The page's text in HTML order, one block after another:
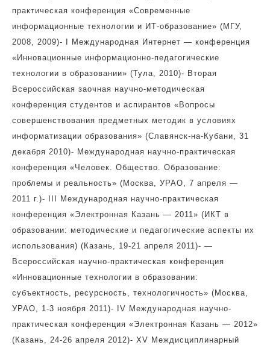
практическая конференция «Современные
информационные технологии и ИТ-образование» (МГУ,
2008, 2009)- I Международная Интернет — конференция
«Инновационные информационно-педагогические
технологии в образовании» (Тула, 2010)- Вторая
Всероссийская заочная научно-методическая
конференция студентов и аспирантов «Вопросы
совершенствования предметных методик в условиях
информатизации образования» (Славянск-на-Кубани, 31
декабря 2010)- Международная научно-практическая
конференция «Человек. Общество. Образование:
проблемы и реальность» (Москва, УРАО, 7 апреля —
2011 г.)- III Международная научно-практическая
конференция «Электронная Казань — 2011» (ИКТ в
образовании: методические и педагогические аспекты их
использования) (Казань, 19-21 апреля 2011)- —
Всероссийская научно-практическая конференция
«Инновационные технологии в образовании:
субъектность, ресурсность, технологичность» (Москва,
УРАО, 1-3 ноября 2011)- I V Международная научно-
практическая конференция «Электронная Казань — 2012»
(Казань, 24-26 апреля 2012)- XV Междисциплинарный